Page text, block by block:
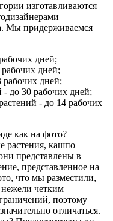
изготавливаются
Мы придерживаемся
дней;
дней;
дней;
до 30 рабочих дней;
- до 14 рабочих
как на фото?
растения, кашпо
представлены в
представленное на
что мы разместили,
нежели четким
поэтому
отличаться.